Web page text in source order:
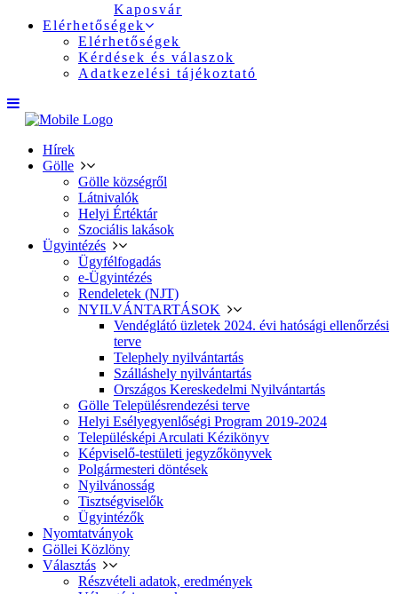
Kaposvár
Elérhetőségek
Elérhetőségek
Kérdések és válaszok
Adatkezelési tájékoztató
Hírek
Gölle
Gölle községről
Látnivalók
Helyi Értéktár
Szociális lakások
Ügyintézés
Ügyfélfogadás
e-Ügyintézés
Rendeletek (NJT)
NYILVÁNTARTÁSOK
Vendéglátó üzletek 2024. évi hatósági ellenőrzési
terve
Telephely nyilvántartás
Szálláshely nyilvántartás
Országos Kereskedelmi Nyilvántartás
Gölle Településrendezési terve
Helyi Esélyegyenlőségi Program 2019-2024
Településképi Arculati Kézikönyv
Képviselő-testületi jegyzőkönyvek
Polgármesteri döntések
Nyilvánosság
Tisztségviselők
Ügyintézők
Nyomtatványok
Göllei Közlöny
Választás
Részvételi adatok, eredmények